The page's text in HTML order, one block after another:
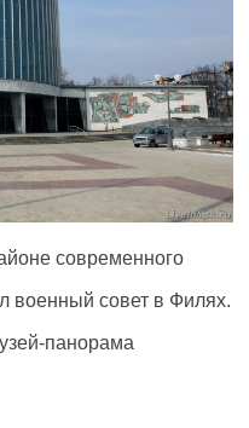
современного
военный совет в Филях.
панорама